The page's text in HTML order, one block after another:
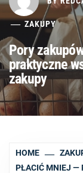
ZAKUPY
Pory
praktyczne
zakupy
HOME
PŁACIĆ MNIEJ —